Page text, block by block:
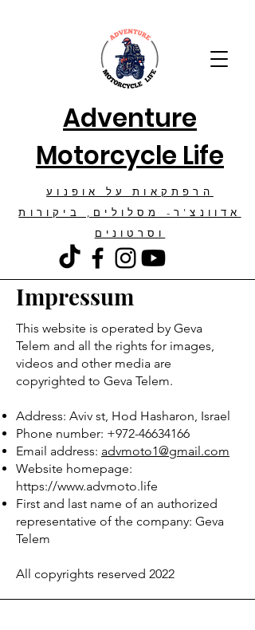
Adventure
Motorcycle Life
הרפתקאות על אופנוע
אדוונצ'ר- מסלולים, ביקורות
וסרטונים
Impressum
​This website is operated by Geva
Telem and all the rights for images,
videos and other media are
copyrighted to Geva Telem.
Address: Aviv st, Hod Hasharon, Israel
Phone number: +972-46634166
Email address: advmoto1@gmail.com
Website homepage:
https://www.advmoto.life
First and last name of an authorized
representative of the company: Geva
Telem
All copyrights reserved 2022